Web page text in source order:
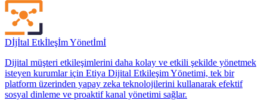
Dİjİtal Etkİleşİm Yönetİmİ
Dijital müşteri etkileşimlerini daha kolay ve etkili şekilde yönetmek
isteyen kurumlar için Etiya Dijital Etkileşim Yönetimi, tek bir
platform üzerinden yapay zeka teknolojilerini kullanarak efektif
sosyal dinleme ve proaktif kanal yönetimi sağlar.